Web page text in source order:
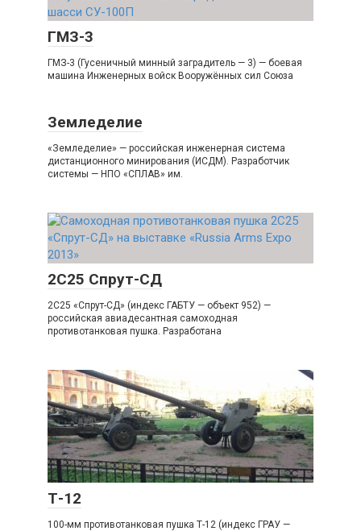
ГМЗ-3
ГМЗ-3 (Гусеничный минный заградитель — 3) — боевая
машина Инженерных войск Вооружённых сил Союза
Земледелие
«Земледелие» — российская инженерная система
дистанционного минирования (ИСДМ). Разработчик
системы — НПО «СПЛАВ» им.
2С25 Спрут-СД
2С25 «Спрут-СД» (индекс ГАБТУ — объект 952) —
российская авиадесантная самоходная
противотанковая пушка. Разработана
Т-12
100-мм противотанковая пушка Т-12 (индекс ГРАУ —